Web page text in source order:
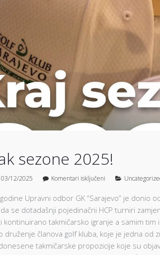
sezone 2025!
03/12/2025 Komentari isključeni
Upravni odbor GK “Sarajevo” je donio
da se dotadašnji pojedinačni HCP turniri
kontinuirano takmičarsko igranje a samim tim
druženje članova golf kluba, koje je jedna od
takmičarske propozicije koje su